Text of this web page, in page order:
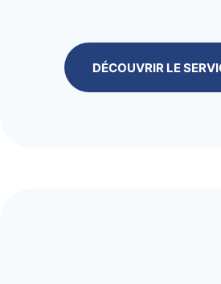
DÉCOUVRIR LE